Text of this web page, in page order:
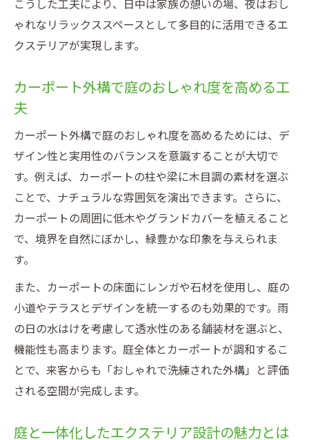
こうした工夫により、日中は家族の憩いの場、夜はおし
ゃれなリラックススペースとして多目的に活用できるエ
クステリアが実現します。
カーポート外構で庭のおしゃれ度を高める工
夫
カーポート外構で庭のおしゃれ度を高めるためには、デ
ザイン性と実用性のバランスを意識することが大切で
す。例えば、カーポートの柱や梁に木目調の素材を選ぶ
ことで、ナチュラルな雰囲気を演出できます。さらに、
カーポートの周囲に低木やグランドカバーを植えること
で、境界を自然にぼかし、緑豊かな印象を与えられま
す。
また、カーポートの床面にレンガや石材を使用し、庭の
小道やテラスとデザインを統一するのも効果的です。雨
の日の水はけを考慮して透水性のある舗装材を選ぶと、
機能性も高まります。庭全体とカーポートが調和するこ
とで、来客からも「おしゃれで洗練された外構」と評価
される空間が完成します。
庭と一体化したエクステリア設計の魅力とは